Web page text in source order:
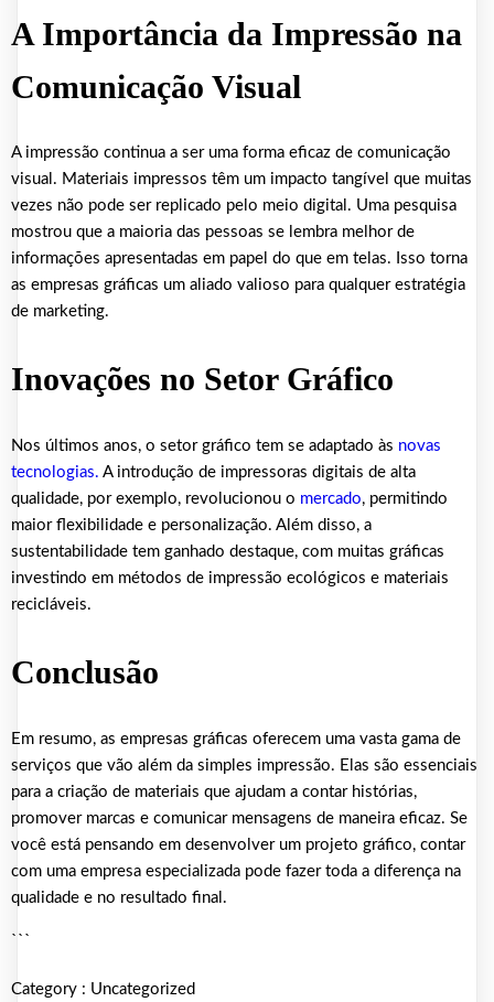
A Importância da Impressão na
Comunicação Visual
A impressão continua a ser uma forma eficaz de comunicação
visual. Materiais impressos têm um impacto tangível que muitas
vezes não pode ser replicado pelo meio digital. Uma pesquisa
mostrou que a maioria das pessoas se lembra melhor de
informações apresentadas em papel do que em telas. Isso torna
as empresas gráficas um aliado valioso para qualquer estratégia
de marketing.
Inovações no Setor Gráfico
Nos últimos anos, o setor gráfico tem se adaptado às novas
tecnologias. A introdução de impressoras digitais de alta
qualidade, por exemplo, revolucionou o mercado, permitindo
maior flexibilidade e personalização. Além disso, a
sustentabilidade tem ganhado destaque, com muitas gráficas
investindo em métodos de impressão ecológicos e materiais
recicláveis.
Conclusão
Em resumo, as empresas gráficas oferecem uma vasta gama de
serviços que vão além da simples impressão. Elas são essenciais
para a criação de materiais que ajudam a contar histórias,
promover marcas e comunicar mensagens de maneira eficaz. Se
você está pensando em desenvolver um projeto gráfico, contar
com uma empresa especializada pode fazer toda a diferença na
qualidade e no resultado final.
```
Category : Uncategorized